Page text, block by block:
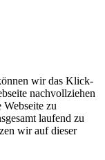
wir das Klick-
nachvollziehen
zu
laufend zu
wir auf dieser